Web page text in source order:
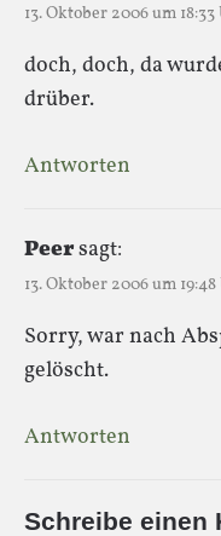
13. Oktober 2006 um 18:33
doch, doch, da
drüber.
Antworten
Peersagt:
13. Oktober 2006 um
Sorry, war nach
gelöscht.
Antworten
Schreibe einen